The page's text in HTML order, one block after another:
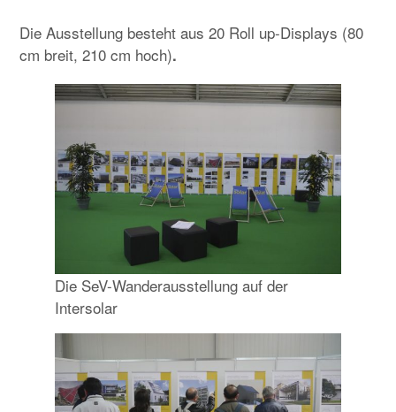
Die Ausstellung besteht aus 20 Roll up-Displays (80
cm breit, 210 cm hoch).
Die SeV-Wanderausstellung auf der
Intersolar